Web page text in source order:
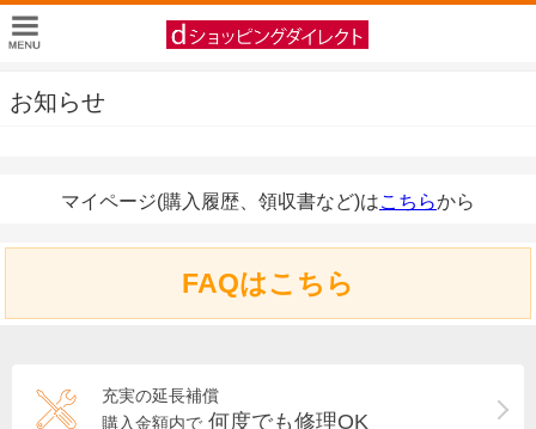
お知らせ
マイページ(購入履歴、領収書など)はこちらから
FAQはこちら
充実の延長補償
購入金額内で 何度でも修理OK